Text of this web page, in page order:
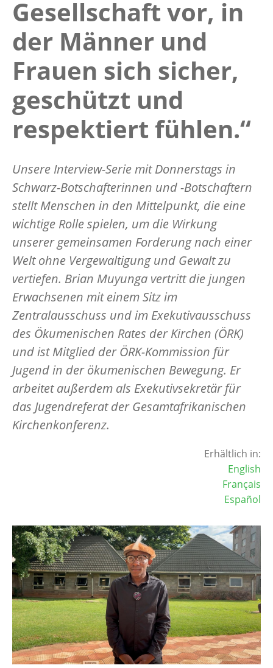
Gesellschaft vor, in
der Männer und
Frauen sich sicher,
geschützt und
respektiert fühlen.“
Unsere Interview-Serie mit Donnerstags in
Schwarz-Botschafterinnen und -Botschaftern
stellt Menschen in den Mittelpunkt, die eine
wichtige Rolle spielen, um die Wirkung
unserer gemeinsamen Forderung nach einer
Welt ohne Vergewaltigung und Gewalt zu
vertiefen. Brian Muyunga vertritt die jungen
Erwachsenen mit einem Sitz im
Zentralausschuss und im Exekutivausschuss
des Ökumenischen Rates der Kirchen (ÖRK)
und ist Mitglied der ÖRK-Kommission für
Jugend in der ökumenischen Bewegung. Er
arbeitet außerdem als Exekutivsekretär für
das Jugendreferat der Gesamtafrikanischen
Kirchenkonferenz.
Erhältlich in:
English
Français
Español
Image